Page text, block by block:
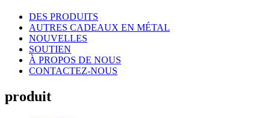
DES PRODUITS
AUTRES CADEAUX EN MÉTAL
NOUVELLES
SOUTIEN
À PROPOS DE NOUS
CONTACTEZ-NOUS
produit